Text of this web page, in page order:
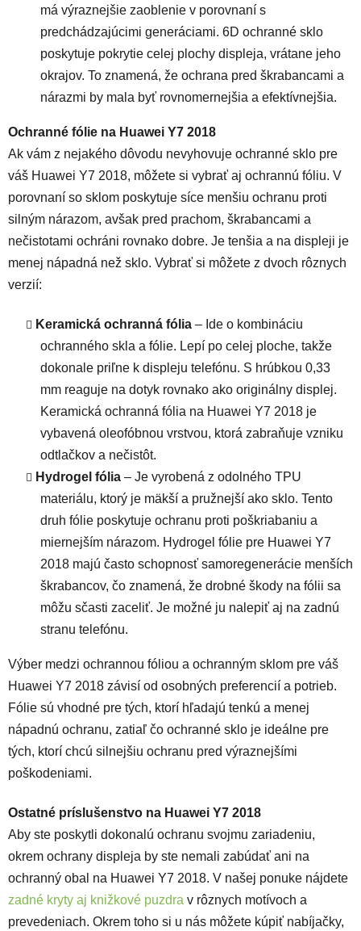
má výraznejšie zaoblenie v porovnaní s
predchádzajúcimi generáciami. 6D ochranné sklo
poskytuje pokrytie celej plochy displeja, vrátane jeho
okrajov. To znamená, že ochrana pred škrabancami a
nárazmi by mala byť rovnomernejšia a efektívnejšia.
Ochranné fólie na Huawei Y7 2018
Ak vám z nejakého dôvodu nevyhovuje ochranné sklo pre
váš Huawei Y7 2018, môžete si vybrať aj ochrannú fóliu. V
porovnaní so sklom poskytuje síce menšiu ochranu proti
silným nárazom, avšak pred prachom, škrabancami a
nečistotami ochráni rovnako dobre. Je tenšia a na displeji je
menej nápadná než sklo. Vybrať si môžete z dvoch rôznych
verzií:
Keramická ochranná fólia – Ide o kombináciu
ochranného skla a fólie. Lepí po celej ploche, takže
dokonale priľne k displeju telefónu. S hrúbkou 0,33
mm reaguje na dotyk rovnako ako originálny displej.
Keramická ochranná fólia na Huawei Y7 2018 je
vybavená oleofóbnou vrstvou, ktorá zabraňuje vzniku
odtlačkov a nečistôt.
Hydrogel fólia – Je vyrobená z odolného TPU
materiálu, ktorý je mäkší a pružnejší ako sklo. Tento
druh fólie poskytuje ochranu proti poškriabaniu a
miernejším nárazom. Hydrogel fólie pre Huawei Y7
2018 majú často schopnosť samoregenerácie menších
škrabancov, čo znamená, že drobné škody na fólii sa
môžu sčasti zaceliť. Je možné ju nalepiť aj na zadnú
stranu telefónu.
Výber medzi ochrannou fóliou a ochranným sklom pre váš
Huawei Y7 2018 závisí od osobných preferencií a potrieb.
Fólie sú vhodné pre tých, ktorí hľadajú tenkú a menej
nápadnú ochranu, zatiaľ čo ochranné sklo je ideálne pre
tých, ktorí chcú silnejšiu ochranu pred výraznejšími
poškodeniami.
Ostatné príslušenstvo na Huawei Y7 2018
Aby ste poskytli dokonalú ochranu svojmu zariadeniu,
okrem ochrany displeja by ste nemali zabúdať ani na
ochranný obal na Huawei Y7 2018. V našej ponuke nájdete
zadné kryty aj knižkové puzdra v rôznych motívoch a
prevedeniach. Okrem toho si u nás môžete kúpiť nabíjačky,